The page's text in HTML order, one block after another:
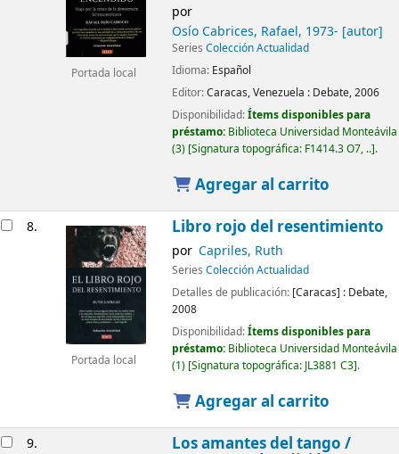
Portada local
por
Osío Cabrices, Rafael, 1973- [autor]
Series Colección Actualidad
Idioma: Español
Editor:Caracas, Venezuela : Debate,2006
Disponibilidad:Ítems disponibles para
préstamo: Biblioteca Universidad Monteávila
(3) Signatura topográfica: F1414.3 O7, .. .
Agregar al carrito
8.
Portada local
Libro rojo del resentimiento
por Capriles, Ruth
Series Colección Actualidad
Detalles de publicación: [Caracas] : Debate,
2008
Disponibilidad:Ítems disponibles para
préstamo: Biblioteca Universidad Monteávila
(1) Signatura topográfica: JL3881 C3 .
Agregar al carrito
9. Los amantes del tango /